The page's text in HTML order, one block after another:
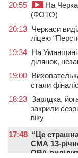
20:55
На
(ФОТО)
20:13 Черкаси
ліцею
19:34 На
ділянок,
19:00
стали
18:23 Зарядка,
закрили
віку
17:48 “Це
СМА 13-
ОВА